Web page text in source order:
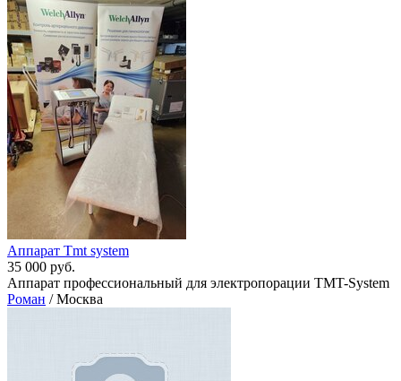
Аппарат Tmt system
35 000 руб.
Аппарат профессиональный для электропорации TMT-System
Роман / Москва